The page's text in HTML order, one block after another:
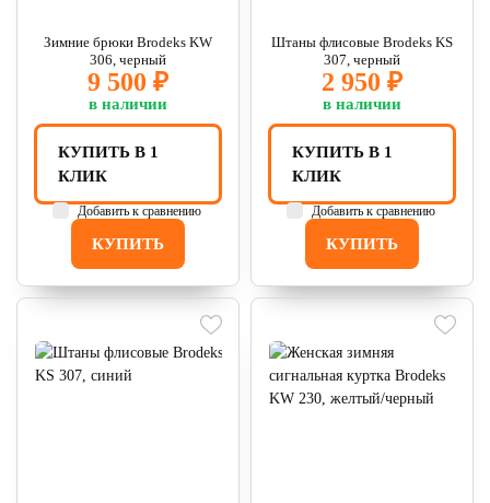
Зимние брюки Brodeks KW
306, черный
9 500 ₽
в наличии
КУПИТЬ
КУПИТЬ В 1
КЛИК
Добавить к сравнению
Штаны флисовые Brodeks KS
307, черный
2 950 ₽
в наличии
КУПИТЬ
КУПИТЬ В 1
КЛИК
Добавить к сравнению